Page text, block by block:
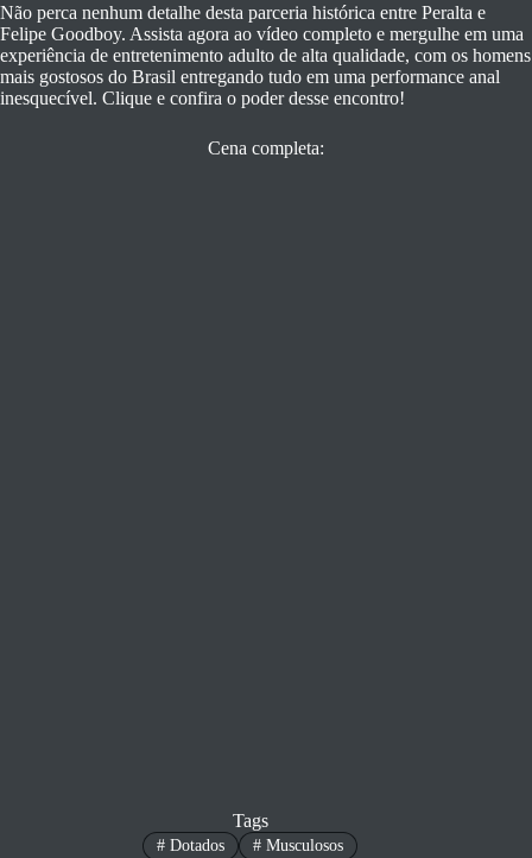
Não perca nenhum detalhe desta parceria histórica entre Peralta e
Felipe Goodboy. Assista agora ao vídeo completo e mergulhe em uma
experiência de entretenimento adulto de alta qualidade, com os homens
mais gostosos do Brasil entregando tudo em uma performance anal
inesquecível. Clique e confira o poder desse encontro!
Cena completa:
Tags
# Dotados #Musculosos